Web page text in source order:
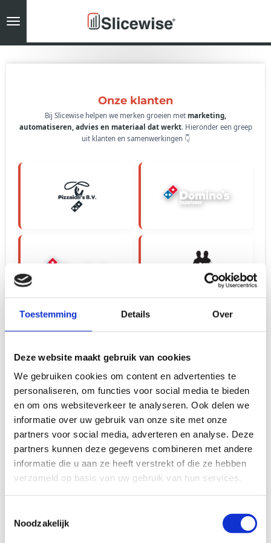
Toestemming Details Over
Deze website maakt gebruik van cookies
We gebruiken cookies om content en advertenties te
personaliseren, om functies voor social media te bieden
en om ons websiteverkeer te analyseren. Ook delen we
informatie over uw gebruik van onze site met onze
partners voor social media, adverteren en analyse. Deze
partners kunnen deze gegevens combineren met andere
informatie die u aan ze heeft verstrekt of die ze hebben
verzameld op basis van uw gebruik van hun services.
Noodzakelijk
direct
Onze klanten
Bij Slicewise helpen we merken groeien met marketing,
automatiseren, advies en materiaal dat werkt. Hieronder een greep
uit klanten en samenwerkingen 👇